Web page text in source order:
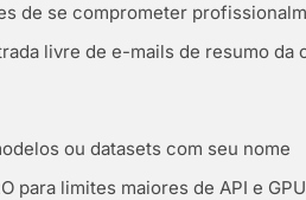
de se comprometer
livre de e-mails de resumo da
ou datasets com seu nome
para limites maiores de API e